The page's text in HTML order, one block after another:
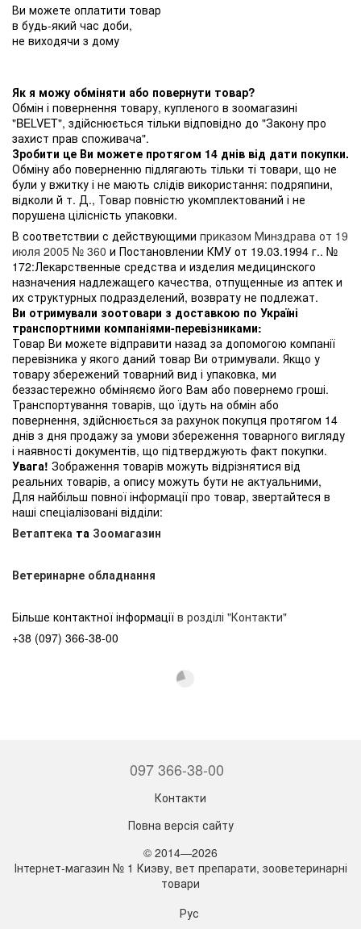
Ви можете оплатити товар
в будь-який час доби,
не виходячи з дому
Як я можу обміняти або повернути товар?
Обмін і повернення товару, купленого в зоомагазині
"BELVET", здійснюється тільки відповідно до "Закону про
захист прав споживача".
Зробити це Ви можете протягом 14 днів від дати покупки.
Обміну або поверненню підлягають тільки ті товари, що не
були у вжитку і не мають слідів використання: подряпини,
відколи й т. Д., Товар повністю укомплектований і не
порушена цілісність упаковки.
В соответствии с действующими приказом Минздрава от 19
июля 2005 № 360 и Постановлении КМУ от 19.03.1994 г.. №
172:Лекарственные средства и изделия медицинского
назначения надлежащего качества, отпущенные из аптек и
их структурных подразделений, возврату не подлежат.
Ви отримували зоотовари з доставкою по Україні
транспортними компаніями-перевізниками:
Товар Ви можете відправити назад за допомогою компанії
перевізника у якого даний товар Ви отримували. Якщо у
товару збережений товарний вид і упаковка, ми
беззастережно обміняємо його Вам або повернемо гроші.
Транспортування товарів, що їдуть на обмін або
повернення, здійснюється за рахунок покупця протягом 14
днів з дня продажу за умови збереження товарного вигляду
і наявності документів, що підтверджують факт покупки.
Увага! Зображення товарів можуть відрізнятися від
реальних товарів, а опису можуть бути не актуальними,
Для найбільш повної інформації про товар, звертайтеся в
наші спеціалізовані відділи:
Ветаптека та Зоомагазин
Ветеринарне обладнання
Більше контактної інформації в розділі "Контакти"
+38 (097) 366-38-00
097 366-38-00
Контакти
Повна версія сайту
© 2014—2026
Інтернет-магазин № 1 Киэву, вет препарати, зооветеринарні
товари
Рус